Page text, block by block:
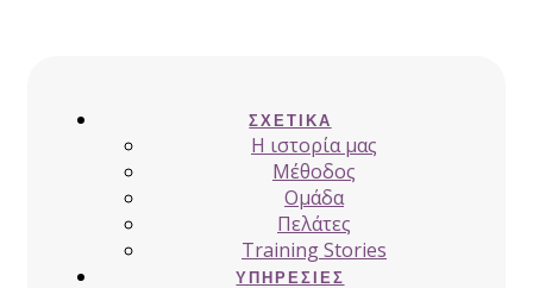
ΣΧΕΤΙΚΆ
H ιστορία μας
Μέθοδος
Ομάδα
Πελάτες
Training Stories
ΥΠΗΡΕΣΊΕΣ